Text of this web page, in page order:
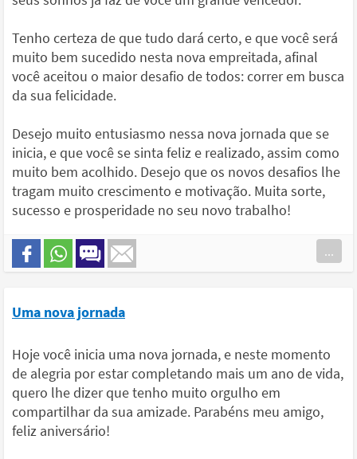
Tenho certeza de que tudo dará certo, e que você será
muito bem sucedido nesta nova empreitada, afinal
você aceitou o maior desafio de todos: correr em busca
da sua felicidade.
Desejo muito entusiasmo nessa nova jornada que se
inicia, e que você se sinta feliz e realizado, assim como
muito bem acolhido. Desejo que os novos desafios lhe
tragam muito crescimento e motivação. Muita sorte,
sucesso e prosperidade no seu novo trabalho!
...
Uma nova jornada
Hoje você inicia uma nova jornada, e neste momento
de alegria por estar completando mais um ano de vida,
quero lhe dizer que tenho muito orgulho em
compartilhar da sua amizade. Parabéns meu amigo,
feliz aniversário!